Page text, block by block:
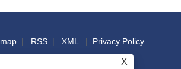
| RSS | XML | Privacy Policy
X